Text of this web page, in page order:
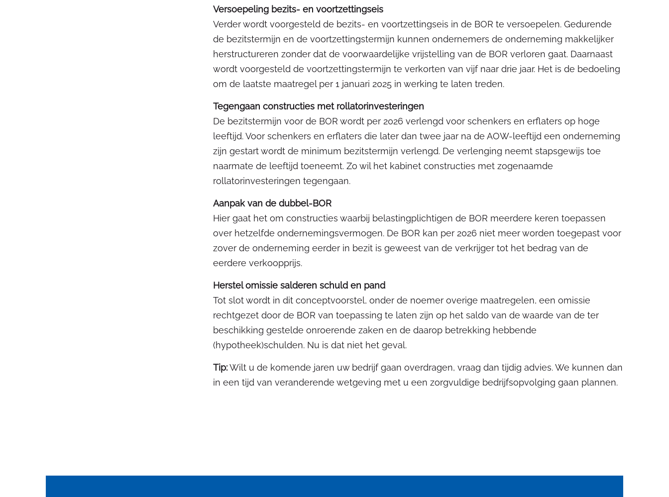
Versoepeling bezits- en voortzettingseis
Verder wordt voorgesteld de bezits- en voortzettingseis in de BOR te versoepelen. Gedurende
de bezitstermijn en de voortzettingstermijn kunnen ondernemers de onderneming makkelijker
herstructureren zonder dat de voorwaardelijke vrijstelling van de BOR verloren gaat. Daarnaast
wordt voorgesteld de voortzettingstermijn te verkorten van vijf naar drie jaar. Het is de bedoeling
om de laatste maatregel per 1 januari 2025 in werking te laten treden.
Tegengaan constructies met rollatorinvesteringen
De bezitstermijn voor de BOR wordt per 2026 verlengd voor schenkers en erflaters op hoge
leeftijd. Voor schenkers en erflaters die later dan twee jaar na de AOW-leeftijd een onderneming
zijn gestart wordt de minimum bezitstermijn verlengd. De verlenging neemt stapsgewijs toe
naarmate de leeftijd toeneemt. Zo wil het kabinet constructies met zogenaamde
rollatorinvesteringen tegengaan.
Aanpak van de dubbel-BOR
Hier gaat het om constructies waarbij belastingplichtigen de BOR meerdere keren toepassen
over hetzelfde ondernemingsvermogen. De BOR kan per 2026 niet meer worden toegepast voor
zover de onderneming eerder in bezit is geweest van de verkrijger tot het bedrag van de
eerdere verkoopprijs.
Herstel omissie salderen schuld en pand
Tot slot wordt in dit conceptvoorstel, onder de noemer overige maatregelen, een omissie
rechtgezet door de BOR van toepassing te laten zijn op het saldo van de waarde van de ter
beschikking gestelde onroerende zaken en de daarop betrekking hebbende
(hypotheek)schulden. Nu is dat niet het geval.
Tip:Wilt u de komende jaren uw bedrijf gaan overdragen, vraag dan tijdig advies. We kunnen dan
in een tijd van veranderende wetgeving met u een zorgvuldige bedrijfsopvolging gaan plannen.